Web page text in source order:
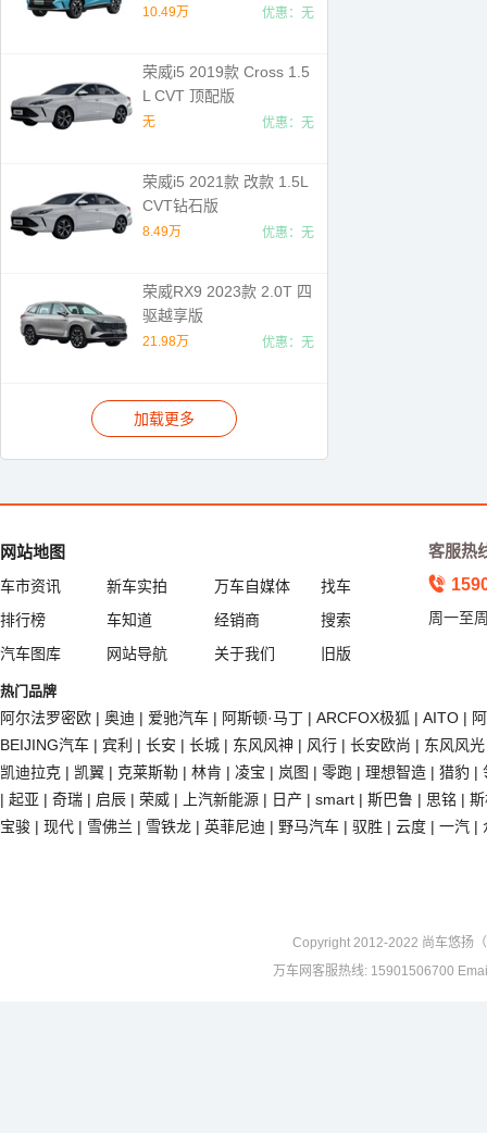
10.49万 优惠：无
荣威i5 2019款 Cross 1.5
L CVT 顶配版
无 优惠：无
荣威i5 2021款 改款 1.5L
CVT钻石版
8.49万 优惠：无
荣威RX9 2023款 2.0T 四
驱越享版
21.98万 优惠：无
加载更多
网站地图
车市资讯 新车实拍 万车自媒体
找车
排行榜
车知道 经销商
搜索
汽车图库
网站导航 关于我们 旧版
客服热
周一至
热门品牌
阿尔法罗密欧 | 奥迪 | 爱驰汽车 | 阿斯顿·马丁 | ARCFOX极狐 | AITO |
BEIJING汽车 | 宾利 | 长安 | 长城 | 东风风神 | 风行 | 长安欧尚 | 东风风光
凯迪拉克 | 凯翼 | 克莱斯勒 | 林肯 | 凌宝 | 岚图 | 零跑 | 理想智造 | 猎豹 |
| 起亚 | 奇瑞 | 启辰 | 荣威 | 上汽新能源 | 日产 | smart | 斯巴鲁 | 思铭 |
宝骏 | 现代 | 雪佛兰 | 雪铁龙 | 英菲尼迪 | 野马汽车 | 驭胜 | 云度 | 一汽 |
Copyright 2012-2022 尚车悠扬
万车网客服热线: 15901506700